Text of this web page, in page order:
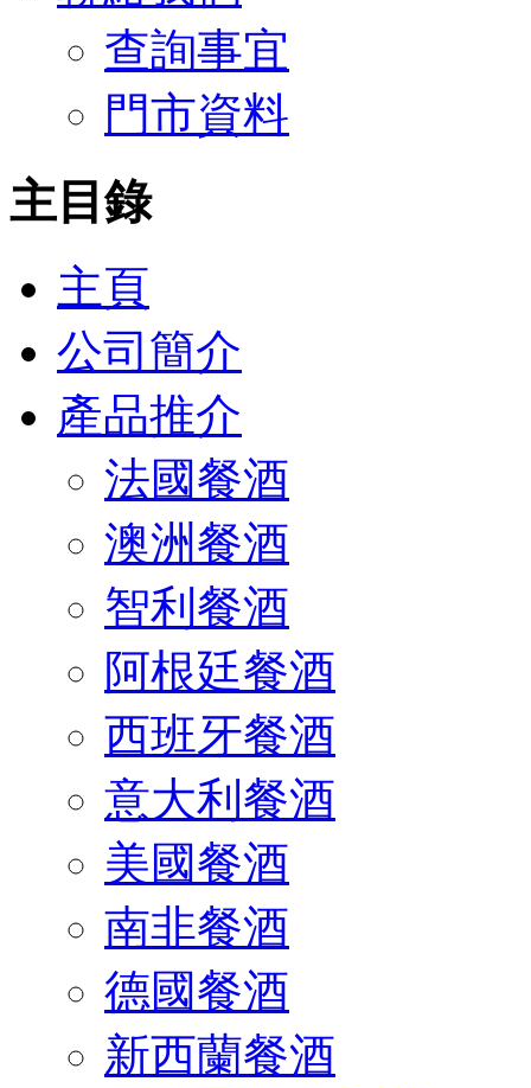
查詢事宜
門市資料
主目錄
主頁
公司簡介
產品推介
法國餐酒
澳洲餐酒
智利餐酒
阿根廷餐酒
西班牙餐酒
意大利餐酒
美國餐酒
南非餐酒
德國餐酒
新西蘭餐酒